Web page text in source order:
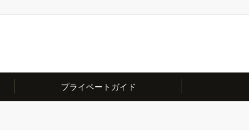
プライベートガイド